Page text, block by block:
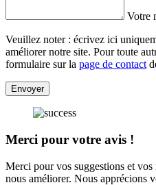
Votre
Veuillez noter : écrivez ici
améliorer notre site. Pour toute
formulaire sur la page de contact
Envoyer
Merci pour votre avis !
Merci pour vos suggestions et
nous améliorer. Nous apprécions